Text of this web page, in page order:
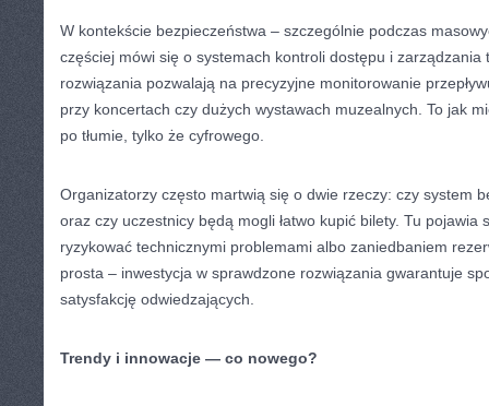
W kontekście bezpieczeństwa – szczególnie podczas
częściej mówi się o systemach kontroli dostępu i zarządzania
rozwiązania pozwalają na precyzyjne monitorowanie
przy koncertach czy dużych wystawach muzealnych. To jak
po tłumie, tylko że cyfrowego.
Organizatorzy często martwią się o dwie rzeczy: czy system
oraz czy uczestnicy będą mogli łatwo kupić bilety. Tu pojawia
ryzykować technicznymi problemami albo zaniedbaniem
prosta – inwestycja w sprawdzone rozwiązania gwarantuje
satysfakcję odwiedzających.
Trendy i innowacje — co nowego?